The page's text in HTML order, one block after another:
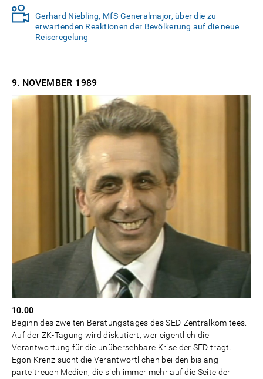
Gerhard Niebling, MfS-Generalmajor, über die zu
erwartenden Reaktionen der Bevölkerung auf die neue
Reiseregelung
9. NOVEMBER 1989
10.00
Beginn des zweiten Beratungstages des SED-Zentralkomitees.
Auf der ZK-Tagung wird diskutiert, wer eigentlich die
Verantwortung für die unübersehbare Krise der SED trägt.
Egon Krenz sucht die Verantwortlichen bei den bislang
parteitreuen Medien, die sich immer mehr auf die Seite der